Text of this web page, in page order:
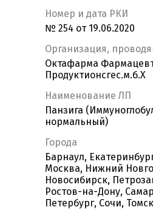
Номер и дата РКИ
№ 254 от 19.06.2020
Организация,
Октафарма
Продуктионсгес.м.б.Х
Наименование ЛП
Панзига
нормальный)
Города
Барнаул,
Москва, Нижний
Новосибирск,
Ростов-на-Дону,
Петербург, Сочи,